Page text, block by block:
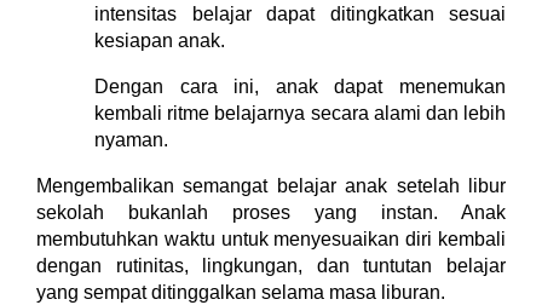
intensitas belajar dapat ditingkatkan sesuai
kesiapan anak.
Dengan cara ini, anak dapat menemukan
kembali ritme belajarnya secara alami dan lebih
nyaman.
Mengembalikan semangat belajar anak setelah libur
sekolah bukanlah proses yang instan. Anak
membutuhkan waktu untuk menyesuaikan diri kembali
dengan rutinitas, lingkungan, dan tuntutan belajar
yang sempat ditinggalkan selama masa liburan.